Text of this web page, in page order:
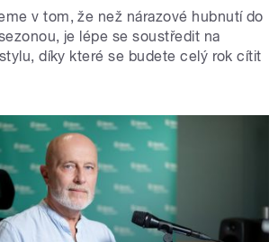
v tom, že než nárazové hubnutí do
je lépe se soustředit na
díky které se budete celý rok cítit